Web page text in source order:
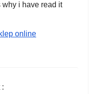
i have read it
online
: